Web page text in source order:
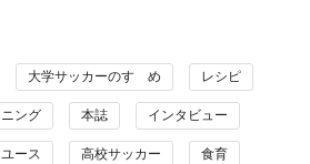
大学サッカーのすゝめ レシピ
ニング 本誌 インタビュー
ース 高校サッカー 食育